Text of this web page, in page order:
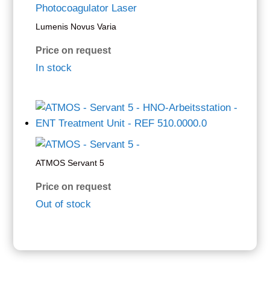
Lumenis Novus Varia
Price on request
In stock
ATMOS Servant 5
Price on request
Out of stock